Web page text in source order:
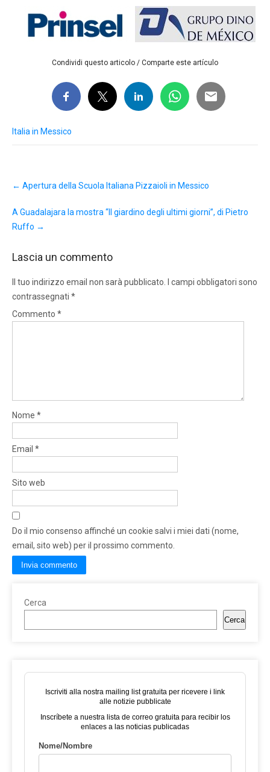
Condividi questo articolo / Comparte este artículo
Italia in Messico
navigation
← Apertura della Scuola Italiana Pizzaioli in Messico
A Guadalajara la mostra “Il giardino degli ultimi giorni”, di Pietro
Ruffo →
Lascia un commento
Il tuo indirizzo email non sarà pubblicato.
I campi obbligatori sono
contrassegnati *
Commento *
Nome *
Email *
Sito web
Do il mio consenso affinché un cookie salvi i miei dati (nome,
email, sito web) per il prossimo commento.
Cerca
Cerca
Iscriviti alla nostra mailing list gratuita per ricevere i link
alle notizie pubblicate
Inscríbete a nuestra lista de correo gratuita para recibir los
enlaces a las noticias publicadas
Nome/Nombre